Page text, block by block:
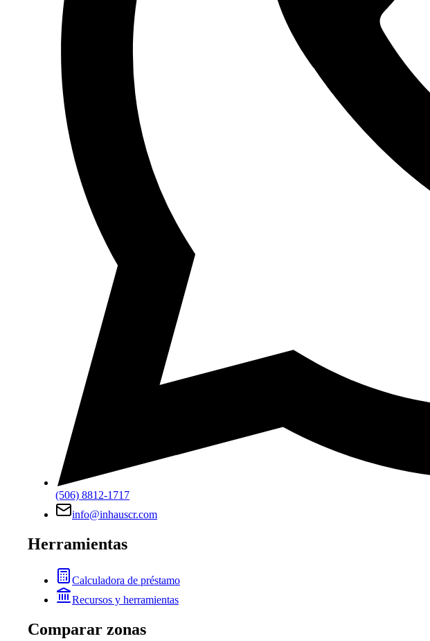
(506) 8812-1717
info@inhauscr.com
Herramientas
Calculadora de préstamo
Recursos y herramientas
Comparar zonas